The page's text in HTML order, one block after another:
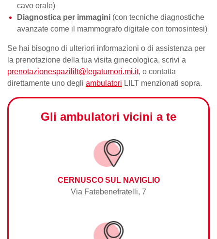
cavo orale)
Diagnostica per immagini (con tecniche diagnostiche
avanzate come il mammografo digitale con tomosintesi)
Se hai bisogno di ulteriori informazioni o di assistenza per
la prenotazione della tua visita ginecologica, scrivi a
prenotazionespazililt@legatumori.mi.it, o contatta
direttamente uno degli ambulatori LILT menzionati sopra.
Gli ambulatori vicini a te
CERNUSCO SUL NAVIGLIO
Via Fatebenefratelli, 7